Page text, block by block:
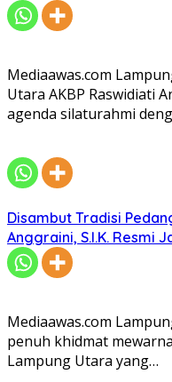
Mediaawas.com
Utara AKBP Raswidiati
agenda silaturahmi
Disambut Tradisi
Anggraini, S.I.K. Resmi
Mediaawas.com
penuh khidmat
Lampung Utara yang…